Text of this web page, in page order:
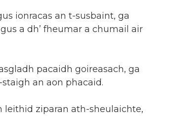
ionracas an t-susbaint, ga
a dh’ fheumar a chumail air
pacaidh goireasach, ga
an aon phacaid.
leithid ziparan ath-sheulaichte,